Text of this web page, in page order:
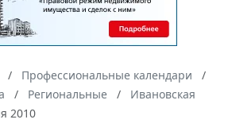
Профессиональные календари
Региональные
Ивановская
2010